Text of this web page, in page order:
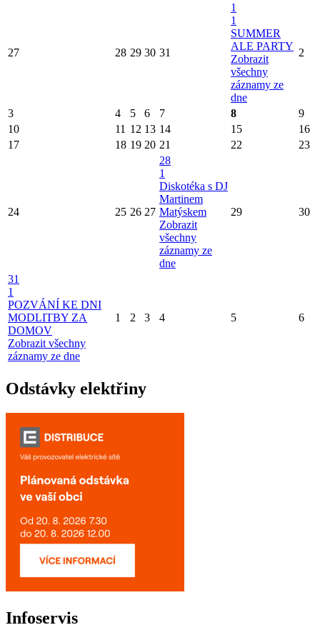
27 28 29 30 31
1
1
SUMMER
ALE PARTY
Zobrazit
všechny
záznamy ze
dne
2
3 4 5 6 7 8
9
10
11 12 13 14 15
16
17
18 19 20 21 22 23
24 25 26 27
28
1
Diskotéka s DJ
Martinem
Matýskem
Zobrazit
všechny
záznamy ze
dne
29 30
31
1
POZVÁNÍ KE DNI
MODLITBY ZA
DOMOV
Zobrazit všechny
záznamy ze dne
1 2 3 4 5 6
Odstávky elektřiny
Infoservis